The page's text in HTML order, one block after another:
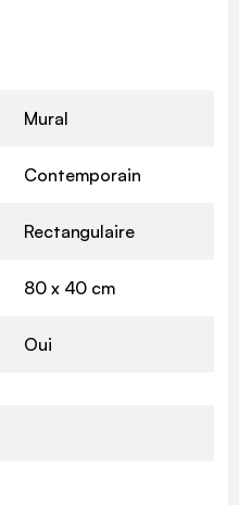
Mural
Contemporain
Rectangulaire
80 x 40 cm
Oui